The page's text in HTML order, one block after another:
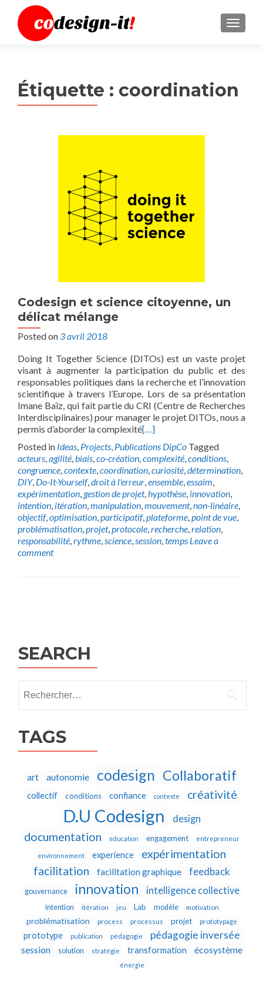
MENU
Étiquette : coordination
Codesign et science citoyenne, un
délicat mélange
Posted on 3 avril 2018
Doing It Together Science (DITOs) est un vaste projet
visant à augmenter la participation du public et des
responsables politiques dans la recherche et l’innovation
scientifique à travers l’Europe. Lors de sa présentation
Imane Baïz, qui fait partie du CRI (Centre de Recherches
Interdisciplinaires) pour manager le projet DITOs, nous a
permis d’aborder la complexité[…]
Posted in Ideas, Projects, Publications DipCo Tagged
acteurs,agilité,biais,co-création,complexité,conditions,
congruence,contexte,coordination,curiosité,détermination,
DIY, Do-It-Yourself,droit à l'erreur,ensemble,essaim,
expérimentation,gestion de projet,hypothèse, innovation,
intention, itération,manipulation,mouvement,non-linéaire,
objectif,optimisation,participatif,plateforme,point de vue,
problématisation,projet,protocole,recherche,relation,
responsabilité,rythme,science,session,temps Leave a
comment
SEARCH
TAGS
art autonomie codesign Collaboratif
collectif conditions confiance contexte créativité
D.U Codesign design
documentation education engagement entrepreneur
environnement experience
expérimentation
facilitation
facilitation graphique feedback
gouvernance innovation intelligence collective
intention itération jeu Lab modèle motivation
problématisation process processus projet prototypage
prototype publication pédagogie pédagogie inversée
session solution stratégie transformation écosystème
énergie